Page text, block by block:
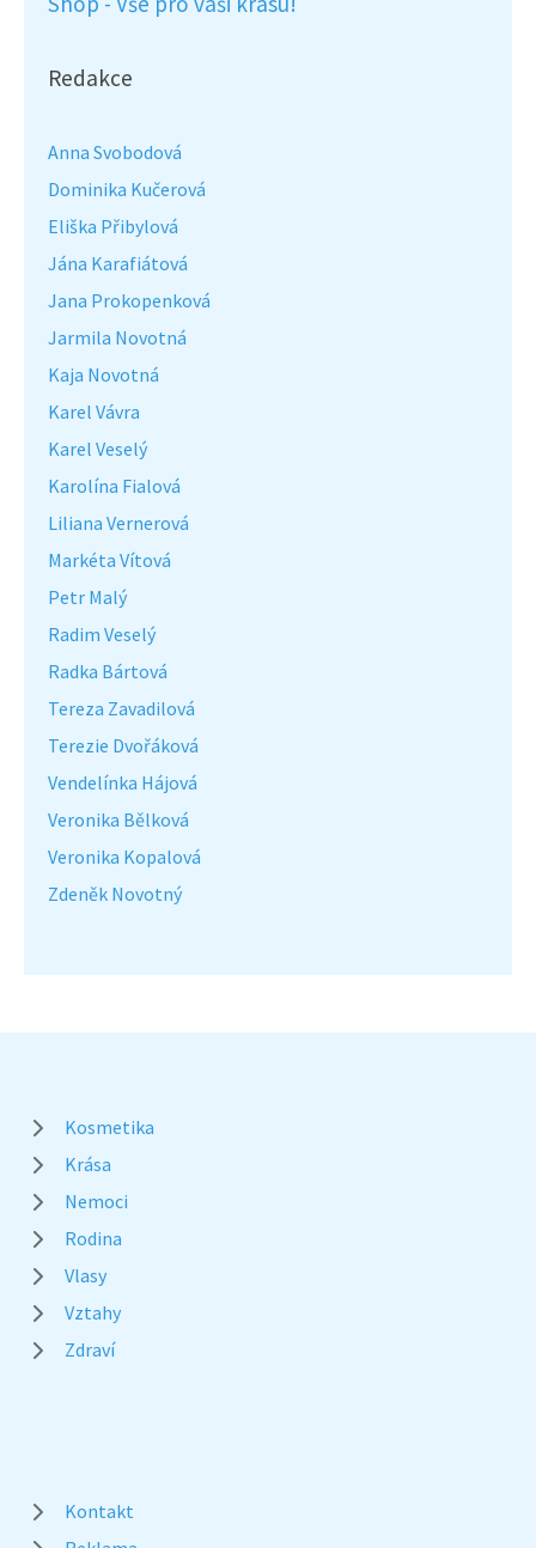
Redakce
Anna Svobodová
Dominika Kučerová
Eliška Přibylová
Jána Karafiátová
Jana Prokopenková
Jarmila Novotná
Kaja Novotná
Karel Vávra
Karel Veselý
Karolína Fialová
Liliana Vernerová
Markéta Vítová
Petr Malý
Radim Veselý
Radka Bártová
Tereza Zavadilová
Terezie Dvořáková
Vendelínka Hájová
Veronika Bělková
Veronika Kopalová
Zdeněk Novotný
Kosmetika
Krása
Nemoci
Rodina
Vlasy
Vztahy
Zdraví
Kontakt